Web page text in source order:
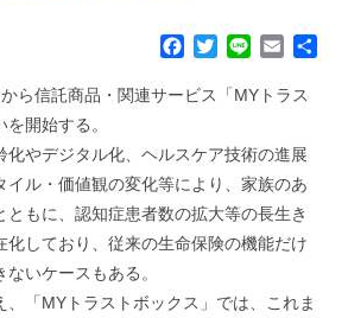
c
o
o
k
T
e
r
n
E
a
ら信託商品・関連サービス「MYトラス
開始する。
化やデジタル化、ヘルスケア技術の進展
イル・価値観の変化等により、家族のあ
ともに、認知症患者数の拡大等の長生き
化しており、従来の生命保険の機能だけ
いケースもある。
、「MYトラストボックス」では、これま